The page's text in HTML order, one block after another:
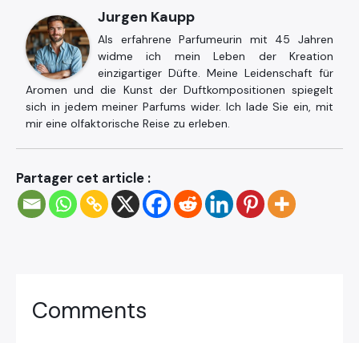
Jurgen Kaupp
Als erfahrene Parfumeurin mit 45 Jahren
widme ich mein Leben der Kreation
einzigartiger Düfte. Meine Leidenschaft für
Aromen und die Kunst der Duftkompositionen spiegelt
sich in jedem meiner Parfums wider. Ich lade Sie ein, mit
mir eine olfaktorische Reise zu erleben.
Partager cet article :
Comments